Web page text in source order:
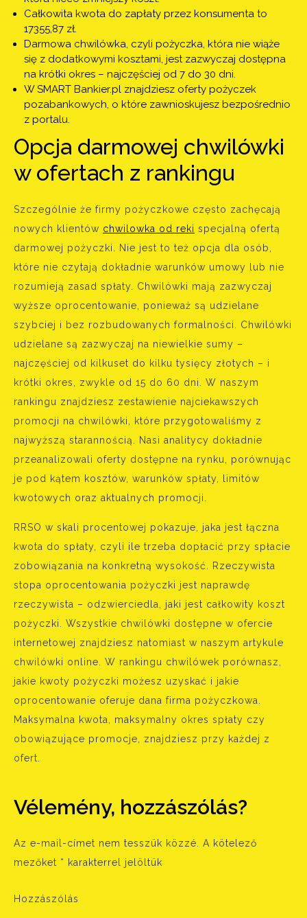
Całkowita kwota do zapłaty przez konsumenta to
17355,87 zł.
Darmowa chwilówka, czyli pożyczka, która nie wiąże
się z dodatkowymi kosztami, jest zazwyczaj dostępna
na krótki okres – najczęściej od 7 do 30 dni.
W SMART Bankier.pl znajdziesz oferty pożyczek
pozabankowych, o które zawnioskujesz bezpośrednio
z portalu.
Opcja darmowej chwilówki
w ofertach z rankingu
Szczególnie że firmy pożyczkowe często zachęcają
nowych klientów chwilowka od reki specjalną ofertą
darmowej pożyczki. Nie jest to też opcja dla osób,
które nie czytają dokładnie warunków umowy lub nie
rozumieją zasad spłaty. Chwilówki mają zazwyczaj
wyższe oprocentowanie, ponieważ są udzielane
szybciej i bez rozbudowanych formalności. Chwilówki
udzielane są zazwyczaj na niewielkie sumy –
najczęściej od kilkuset do kilku tysięcy złotych – i
krótki okres, zwykle od 15 do 60 dni. W naszym
rankingu znajdziesz zestawienie najciekawszych
promocji na chwilówki, które przygotowaliśmy z
najwyższą starannością. Nasi analitycy dokładnie
przeanalizowali oferty dostępne na rynku, porównując
je pod kątem kosztów, warunków spłaty, limitów
kwotowych oraz aktualnych promocji.
RRSO w skali procentowej pokazuje, jaka jest łączna
kwota do spłaty, czyli ile trzeba dopłacić przy spłacie
zobowiązania na konkretną wysokość. Rzeczywista
stopa oprocentowania pożyczki jest naprawdę
rzeczywista – odzwierciedla, jaki jest całkowity koszt
pożyczki. Wszystkie chwilówki dostępne w ofercie
internetowej znajdziesz natomiast w naszym artykule
chwilówki online. W rankingu chwilówek porównasz,
jakie kwoty pożyczki możesz uzyskać i jakie
oprocentowanie oferuje dana firma pożyczkowa.
Maksymalna kwota, maksymalny okres spłaty czy
obowiązujące promocje, znajdziesz przy każdej z
ofert.
Vélemény, hozzászólás?
Az e-mail-címet nem tesszük közzé. A kötelező
mezőket * karakterrel jelöltük
Hozzászólás